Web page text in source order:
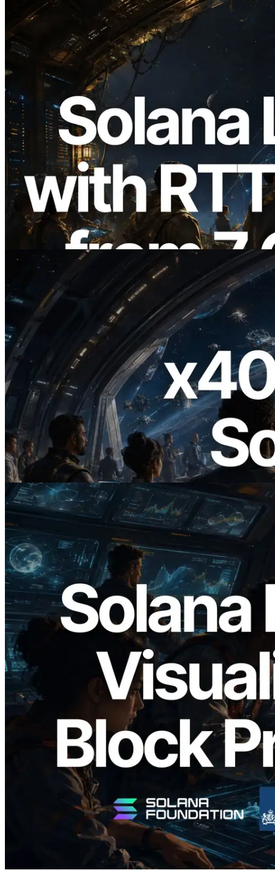
2026.08.05
ERPC 擴展 Solana Leader Slot API：新
增全球 7 個區域的 Ping 測量 —
Validators Information API 同步上線
2026.07.04
ERPC 發布支援 x402 支付的 Solana RPC
— AI Agent 按需為 API 付款的時代開啟
閱讀本文
2026.05.24
Validators Solutions 釋出 Solana Block
Analyzer — 以 slot 為單位視覺化區塊生
成時間與負責驗證者